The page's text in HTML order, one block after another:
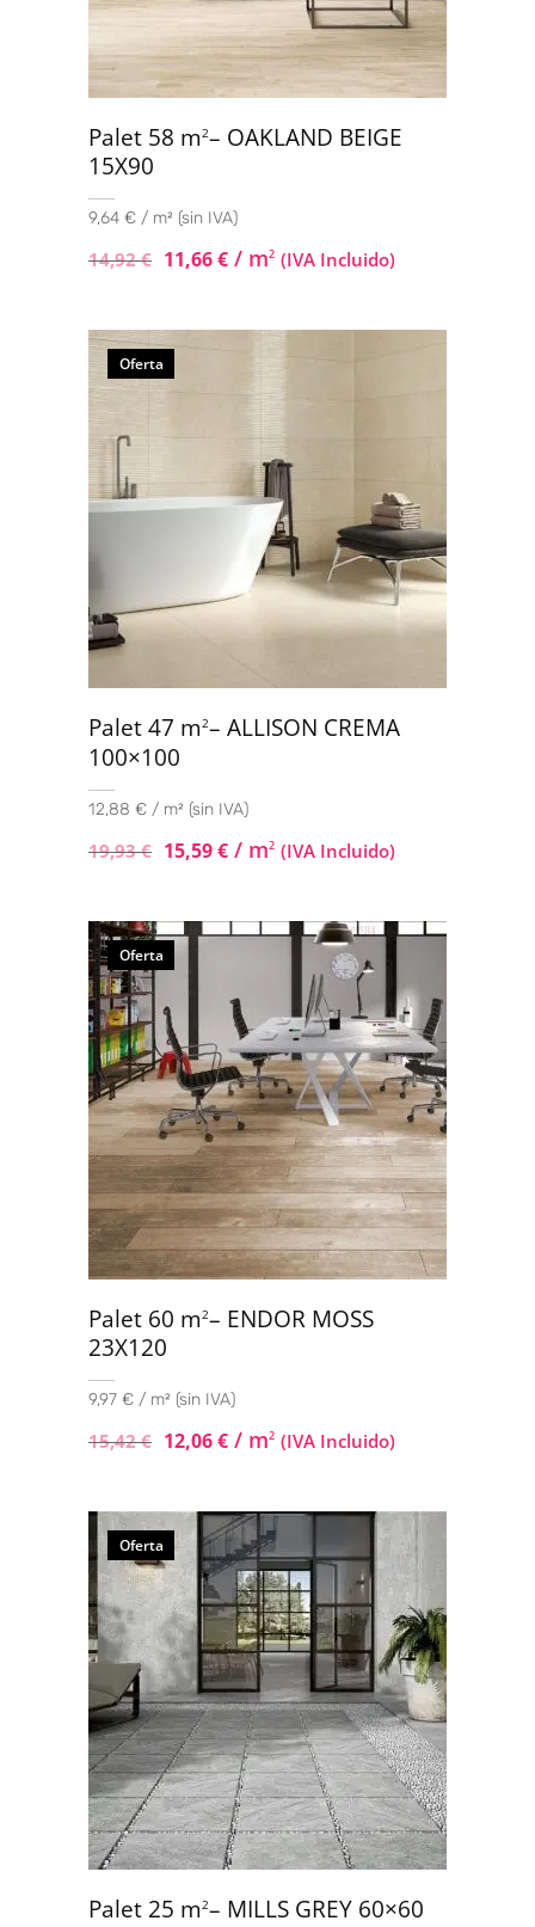
Palet 58 m2– OAKLAND BEIGE
15X90
9,64 € / m² (sin IVA)
14,92€ 11,66€ / m2 (IVA Incluido)
Oferta
Palet 47 m2– ALLISON CREMA
100×100
12,88 € / m² (sin IVA)
19,93€ 15,59€ / m2 (IVA Incluido)
Oferta
Palet 60 m2– ENDOR MOSS
23X120
9,97 € / m² (sin IVA)
15,42€ 12,06€ / m2 (IVA Incluido)
Oferta
Palet 25 m2– MILLS GREY 60×60